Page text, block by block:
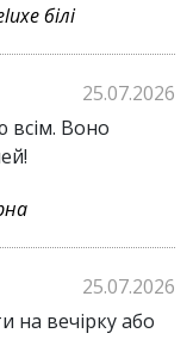
білі
25.07.2026
всім. Воно
25.07.2026
на вечірку або